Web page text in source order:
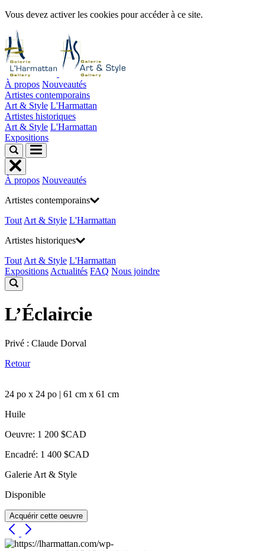
Vous devez activer les cookies pour accéder à ce site.
À propos Nouveautés
Artistes contemporains
Art & Style L'Harmattan
Artistes historiques
Art & Style L'Harmattan
Expositions
À propos Nouveautés
Artistes contemporains
Tout Art & Style L'Harmattan
Artistes historiques
Tout Art & Style L'Harmattan
Expositions Actualités FAQ Nous joindre
L’Éclaircie
Privé : Claude Dorval
Retour
24 po x 24 po | 61 cm x 61 cm
Huile
Oeuvre: 1 200 $CAD
Encadré: 1 400 $CAD
Galerie Art & Style
Disponible
Acquérir cette oeuvre